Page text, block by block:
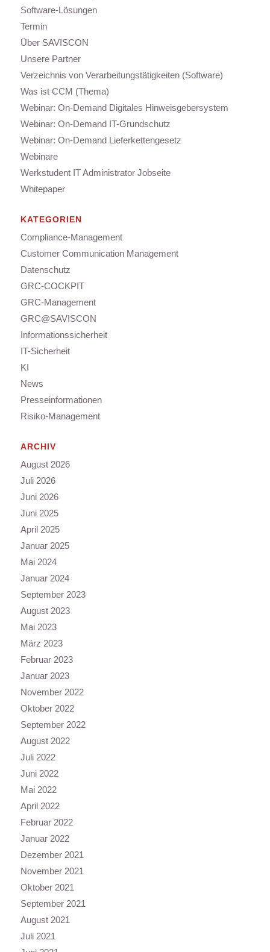
Software-Lösungen
Termin
Über SAVISCON
Unsere Partner
Verzeichnis von Verarbeitungstätigkeiten (Software)
Was ist CCM (Thema)
Webinar: On-Demand Digitales Hinweisgebersystem
Webinar: On-Demand IT-Grundschutz
Webinar: On-Demand Lieferkettengesetz
Webinare
Werkstudent IT Administrator Jobseite
Whitepaper
KATEGORIEN
Compliance-Management
Customer Communication Management
Datenschutz
GRC-COCKPIT
GRC-Management
GRC@SAVISCON
Informationssicherheit
IT-Sicherheit
KI
News
Presseinformationen
Risiko-Management
ARCHIV
August 2026
Juli 2026
Juni 2026
Juni 2025
April 2025
Januar 2025
Mai 2024
Januar 2024
September 2023
August 2023
Mai 2023
März 2023
Februar 2023
Januar 2023
November 2022
Oktober 2022
September 2022
August 2022
Juli 2022
Juni 2022
Mai 2022
April 2022
Februar 2022
Januar 2022
Dezember 2021
November 2021
Oktober 2021
September 2021
August 2021
Juli 2021